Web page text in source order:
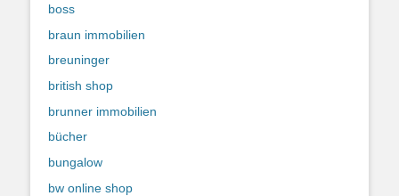
boss
braun immobilien
breuninger
british shop
brunner immobilien
bücher
bungalow
bw online shop